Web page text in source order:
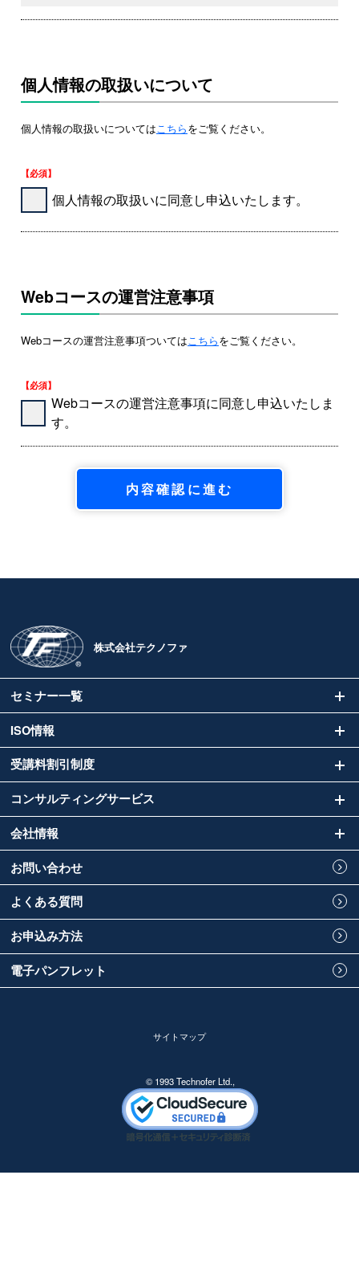
個人情報の取扱いについて
個人情報の取扱いについてはこちらをご覧ください。
【必須】
個人情報の取扱いに同意し申込いたします。
Webコースの運営注意事項
Webコースの運営注意事項ついてはこちらをご覧ください。
【必須】
Webコースの運営注意事項に同意し申込いたしま
す。
株式会社テクノファ
セミナー一覧
ISO情報
受講料割引制度
コンサルティングサービス
会社情報
お問い合わせ
よくある質問
お申込み方法
電子パンフレット
サイトマップ
© 1993 Technofer Ltd.,